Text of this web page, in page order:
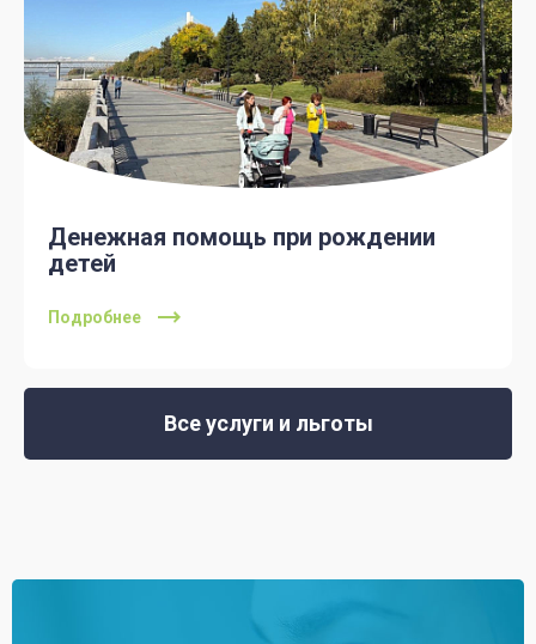
Денежная помощь при рождении
детей
Подробнее
Все услуги и льготы